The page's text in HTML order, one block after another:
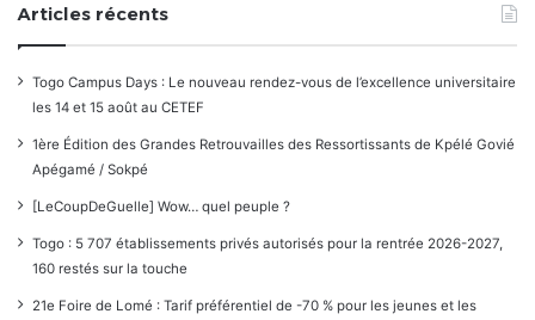
Articles récents
Togo Campus Days : Le nouveau rendez-vous de l’excellence universitaire
les 14 et 15 août au CETEF
1ère Édition des Grandes Retrouvailles des Ressortissants de Kpélé Govié
Apégamé / Sokpé
[LeCoupDeGuelle] Wow… quel peuple ?
Togo : 5 707 établissements privés autorisés pour la rentrée 2026-2027,
160 restés sur la touche
21e Foire de Lomé : Tarif préférentiel de -70 % pour les jeunes et les